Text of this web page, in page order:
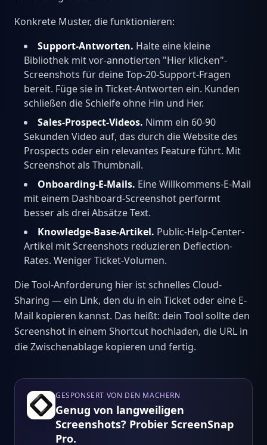
Konkrete Muster, die funktionieren:
Support-Antworten. Halte eine kleine
Bibliothek mit vor-annotierten "Hier klicken"-
Screenshots für deine Top-20-Support-Fragen
bereit. Füge sie in Ticket-Antworten ein. Kunden
schließen die Schleife ohne Hin und Her.
Sales-Prospect-Videos. Nimm ein 60-90
Sekunden Video auf, das durch die Website des
Prospects oder ein relevantes Feature führt. Mit
Screenshot als Thumbnail.
Onboarding-E-Mails. Eine Willkommens-E-Mail
mit einem Dashboard-Screenshot performt
besser als drei Absätze Text.
Knowledge-Base-Artikel. Public-Help-Center-
Artikel mit Screenshots reduzieren Deflection-
Rates. Weniger Ticket-Volumen.
Die Tool-Anforderung hier ist schnelles Cloud-
Sharing — ein Link, den du in ein Ticket oder eine E-
Mail kopieren kannst. Das heißt: dein Tool sollte den
Screenshot in einem Shortcut hochladen, die URL in
die Zwischenablage kopieren und fertig.
GESPONSERT VON DEN MACHERN
Genug von langweiligen
Screenshots? Probier ScreenSnap
Pro.